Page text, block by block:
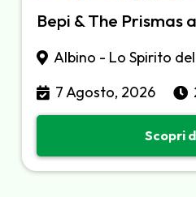
Bepi & The Prismas
Albino - Lo Spirito
7 Agosto, 2026
Scopri